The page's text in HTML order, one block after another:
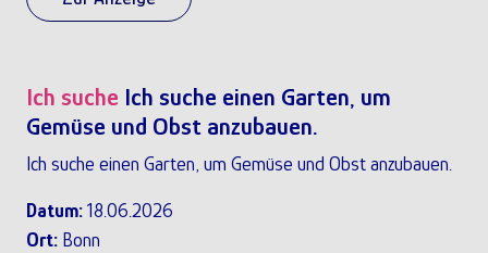
Ich suche Ich suche einen Garten, um
Gemüse und Obst anzubauen.
Ich suche einen Garten, um Gemüse und Obst anzubauen.
Datum: 18.06.2026
Ort: Bonn